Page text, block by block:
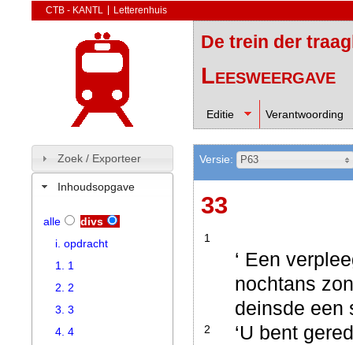
CTB - KANTL Letterenhuis
De trein der
Leesweergave
Editie Verantwoording
Versie: P63
33
1
‘ Een
nochtans
deinsde een
2
‘U bent
Zoek / Exporteer
Inhoudsopgave
alle
divs
i. opdracht
1. 1
2. 2
3. 3
4. 4